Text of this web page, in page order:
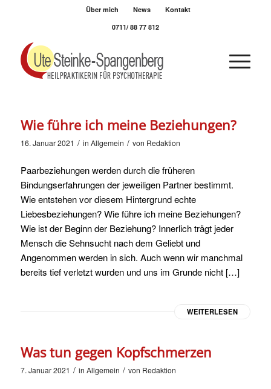
Über mich News
Kontakt
0711/ 88 77 812
Wie führe ich meine Beziehungen?
16. Januar 2021 / in Allgemein / von Redaktion
Paarbeziehungen werden durch die früheren
Bindungserfahrungen der jeweiligen Partner bestimmt.
Wie entstehen vor diesem Hintergrund echte
Liebesbeziehungen? Wie führe ich meine Beziehungen?
Wie ist der Beginn der Beziehung? Innerlich trägt jeder
Mensch die Sehnsucht nach dem Geliebt und
Angenommen werden in sich. Auch wenn wir manchmal
bereits tief verletzt wurden und uns im Grunde nicht […]
WEITERLESEN
Was tun gegen Kopfschmerzen
7. Januar 2021 / in Allgemein / von Redaktion